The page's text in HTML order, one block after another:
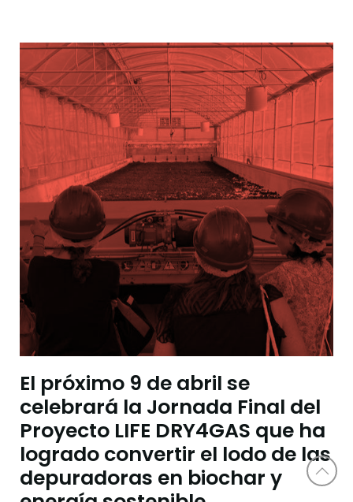
El próximo 9 de abril se
celebrará la Jornada Final del
Proyecto LIFE DRY4GAS que ha
logrado convertir el lodo de las
depuradoras en biochar y